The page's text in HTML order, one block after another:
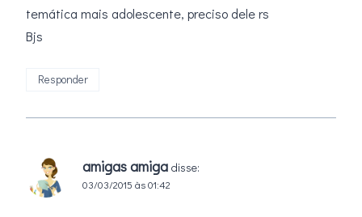
temática mais adolescente, preciso dele rs
Bjs
Responder
amigas amiga disse:
03/03/2015 às 01:42